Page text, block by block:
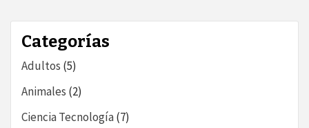
Categorías
Adultos (5)
Animales (2)
Ciencia Tecnología(7)